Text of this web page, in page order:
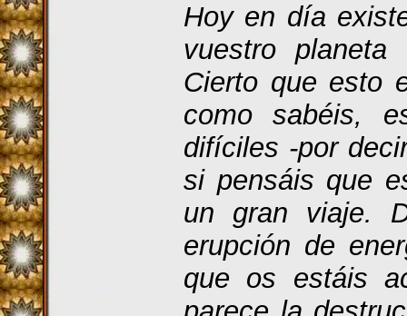
Hoy en día
vuestro
Cierto que esto
como sabéis,
difíciles -por
si pensáis que
un gran viaje.
erupción de
que os estáis